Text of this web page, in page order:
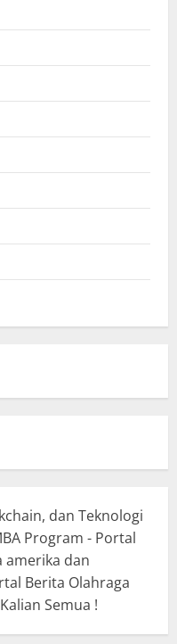
dan Teknologi
Program - Portal
amerika dan
Berita Olahraga
Semua !